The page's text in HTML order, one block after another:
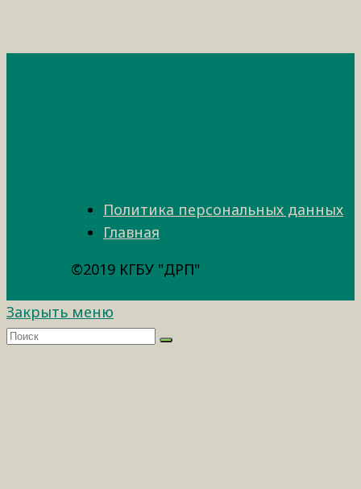
Политика персональных данных
Главная
©2019 КГБУ "ДРП"
Закрыть меню